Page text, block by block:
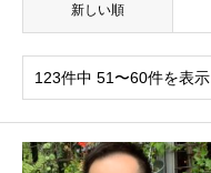
新しい順
123件中 51〜60件を表示